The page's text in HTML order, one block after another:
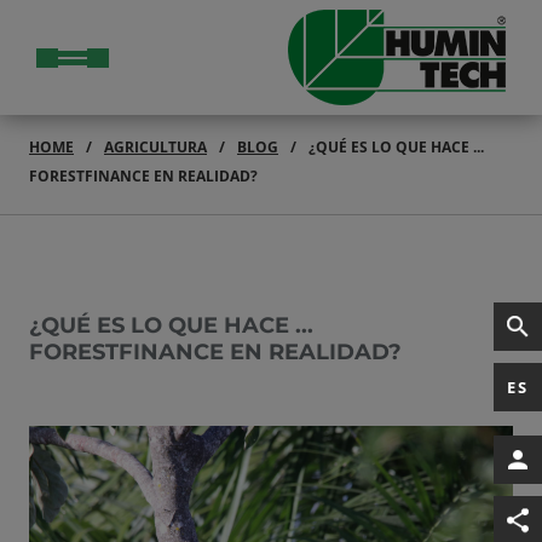
ES
HOME AGRICULTURA BLOG
¿QUÉ ES LO QUE HACE ...
FORESTFINANCE EN REALIDAD?
¿QUÉ ES LO QUE HACE ...
FORESTFINANCE EN REALIDAD?